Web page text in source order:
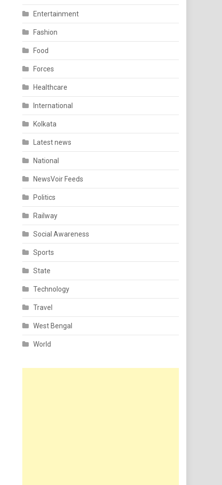
Entertainment
Fashion
Food
Forces
Healthcare
International
Kolkata
Latest news
National
NewsVoir Feeds
Politics
Railway
Social Awareness
Sports
State
Technology
Travel
West Bengal
World